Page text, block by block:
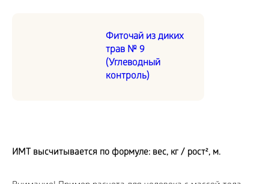
Фиточай из диких
трав № 9
(Углеводный
контроль)
ИМТ высчитывается по формуле: вес, кг / рост², м.